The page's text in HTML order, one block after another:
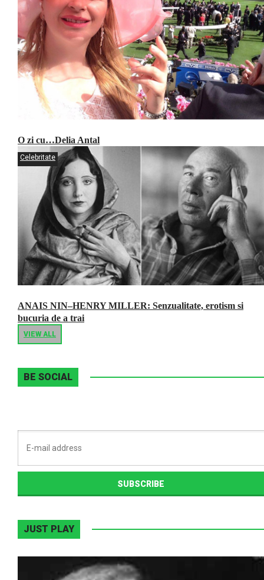
O zi cu…Delia Antal
Celebritate
ANAIS NIN–HENRY MILLER: Senzualitate, erotism si
bucuria de a trai
VIEW ALL
BE SOCIAL
JUST PLAY